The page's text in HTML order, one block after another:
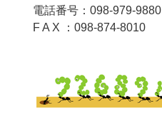
電話番号：098-979-9880
F A X ：098-874-8010